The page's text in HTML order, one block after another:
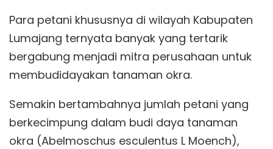
Para petani khususnya di wilayah Kabupaten
Lumajang ternyata banyak yang tertarik
bergabung menjadi mitra perusahaan untuk
membudidayakan tanaman okra.
Semakin bertambahnya jumlah petani yang
berkecimpung dalam budi daya tanaman
okra (Abelmoschus esculentus L Moench),